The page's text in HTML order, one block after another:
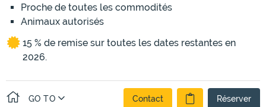
Proche de toutes les commodités
Animaux autorisés
15 % de remise sur toutes les dates restantes en
2026.
GO TO Contact Réserver